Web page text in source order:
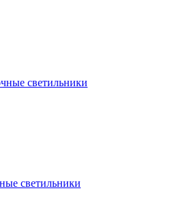
светильники
светильники